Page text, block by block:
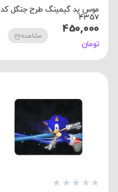
موس پد گیمینگ طرح جنگل کد
4357
450,000
تومان
مشاهده
★
★
★
★
★